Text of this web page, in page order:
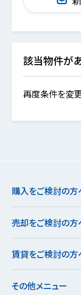
該当物件が
再度条件を変更
購入をご検討の方
売却をご検討の方
賃貸をご検討の方
その他メニュー